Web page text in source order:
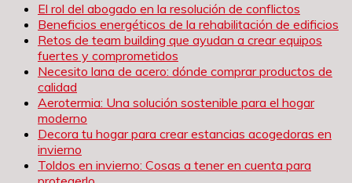
El rol del abogado en la resolución de conflictos
Beneficios energéticos de la rehabilitación de edificios
Retos de team building que ayudan a crear equipos
fuertes y comprometidos
Necesito lana de acero: dónde comprar productos de
calidad
Aerotermia: Una solución sostenible para el hogar
moderno
Decora tu hogar para crear estancias acogedoras en
invierno
Toldos en invierno: Cosas a tener en cuenta para